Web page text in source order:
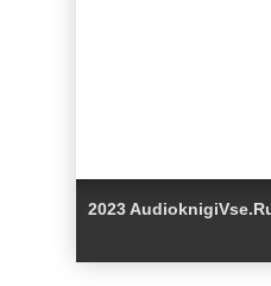
2023